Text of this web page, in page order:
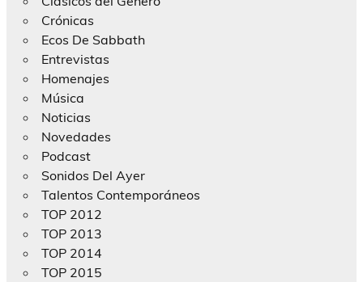
Crónicas
Ecos De Sabbath
Entrevistas
Homenajes
Música
Noticias
Novedades
Podcast
Sonidos Del Ayer
Talentos Contemporáneos
TOP 2012
TOP 2013
TOP 2014
TOP 2015